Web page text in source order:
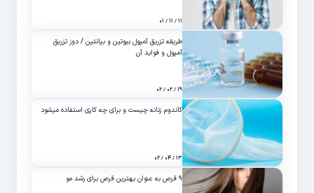
۱۱ / ۱۱ / ۰۱
طریقه تزریق آمپول بیوتین و بپانتین / دوز تزریق
آمپول و فواید آن
۱۹ / ۰۲ / ۰۲
کاندوم زنانه چیست و برای چه کاری استفاده میشود
۱۳ / ۰۴ / ۰۲
۹ قرص به عنوان بهترین قرص برای رشد مو